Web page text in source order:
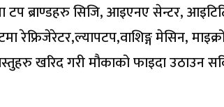
टप ब्राण्डहरु सिजि, आइएनए सेन्टर,
रेफ्रिजेरेटर,ल्यापटप,वाशिङ्ग मेसिन,
खरिद गरी मौकाको फाइदा उठाउन